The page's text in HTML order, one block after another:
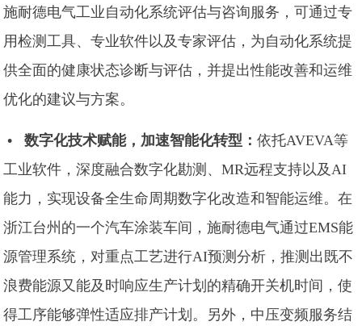
施耐德电气工业自动化系统评估与咨询服务，可通过专
用检测工具、专业软件以及专家评估，为自动化系统提
供全面的健康状态诊断与评估，并提出性能改善和运维
优化的建议与方案。
•数字化技术赋能，加速智能化转型：依托AVEVA等
工业软件，深度融合数字化勘测、MR远程支持以及AI
能力，实现设备全生命周期数字化改造和智能运维。在
浙江台州的一个汽车涂装车间，施耐德电气通过EMS能
源管理系统，对重点工艺进行AI预测分析，推测出既不
浪费能源又能及时响应生产计划的精确开关机时间，使
得工序能够弹性适应排产计划。另外，中压变频服务结